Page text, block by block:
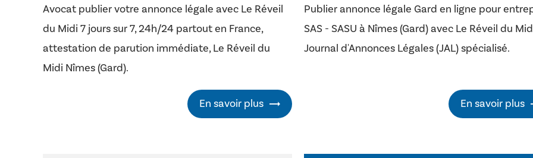
Avocat publier votre annonce légale avec Le Réveil
du Midi 7 jours sur 7, 24h/24 partout en France,
attestation de parution immédiate, Le Réveil du
Midi Nîmes (Gard).
En savoir plus
Publier annonce légale Gard en ligne pour
SAS - SASU à Nîmes (Gard) avec Le Réveil du
Journal d'Annonces Légales (JAL) spécialisé.
En savoir plus